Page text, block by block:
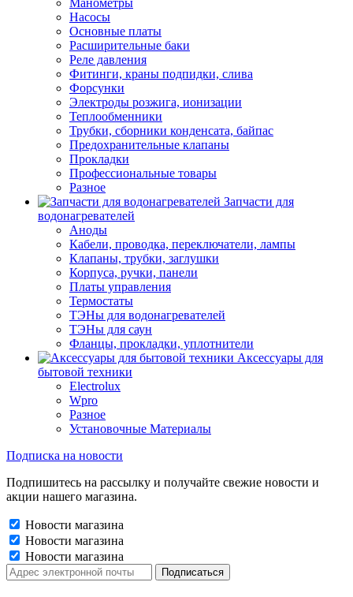
Манометры
Насосы
Основные платы
Расширительные баки
Реле давления
Фитинги, краны подпидки, слива
Форсунки
Электроды розжига, ионизации
Теплообменники
Трубки, сборники конденсата, байпас
Предохранительные клапаны
Прокладки
Профессиональные товары
Разное
Запчасти для
водонагревателей
Аноды
Кабели, проводка, переключатели, лампы
Клапаны, трубки, заглушки
Корпуса, ручки, панели
Платы управления
Термостаты
ТЭНы для водонагревателей
ТЭНы для саун
Фланцы, прокладки, уплотнители
Аксессуары для
бытовой техники
Electrolux
Wpro
Разное
Установочные Материалы
Подписка на новости
Подпишитесь на рассылку и получайте свежие новости и
акции нашего магазина.
Новости магазина
Новости магазина
Новости магазина